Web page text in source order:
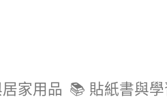
家用品 📚 貼紙書與